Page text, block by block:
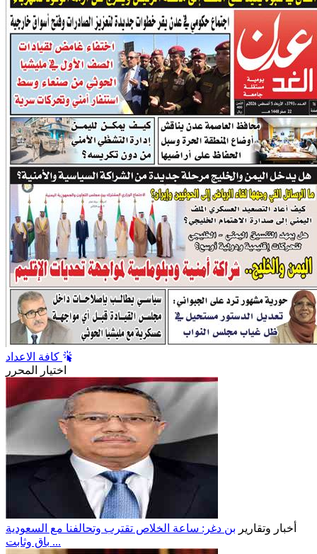
اختيار المحرر
أخبار وتقارير بن دغر: ساعة الخلاص تقترب وتحالفنا مع السعودية
باقٍ وثابت ...